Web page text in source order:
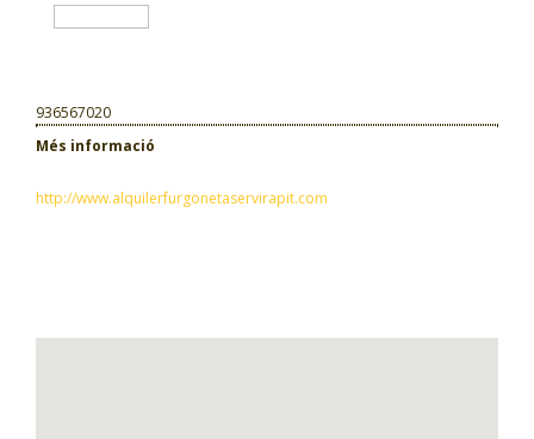
936567020
Més informació
http://www.alquilerfurgonetaservirapit.com